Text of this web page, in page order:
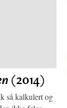
(2014)
så kalkulert og